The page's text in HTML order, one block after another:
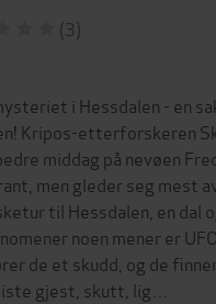
(3)
i Hessdalen - en
Kripos-etterforskeren
middag på nevøen
men gleder seg mest
til Hessdalen, en dal
noen mener er
de et skudd, og de
gjest, skutt, lig…